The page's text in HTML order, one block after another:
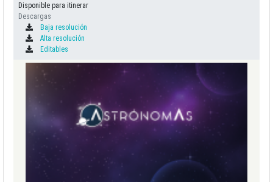
Disponible para itinerar
Descargas
Baja resolución
Alta resolución
Editables